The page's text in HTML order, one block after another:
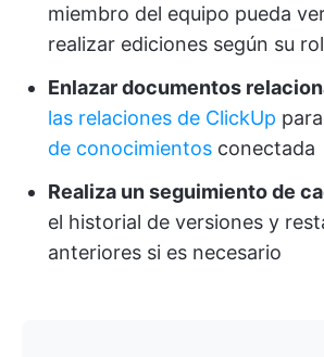
miembro del equipo pueda
realizar ediciones según su rol
Enlazar documentos
las relaciones de ClickUp
de conocimientos conectada
Realiza un seguimiento de
el historial de versiones y
anteriores si es necesario